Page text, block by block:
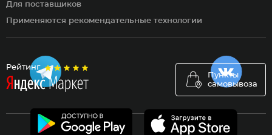
Рейтинг
Пункты
самовывоза
Для поставщиков
Применяются рекомендательные технологии